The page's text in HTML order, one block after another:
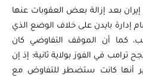
بعد إزالة بعض العقوبات عنها
بايدن على خلاف الوضع الذي
كما أن الموقف التفاوضي كان
في الفوز بولاية ثانية؛ إذ إن
أنها كانت ستضطر للتفاوض مع